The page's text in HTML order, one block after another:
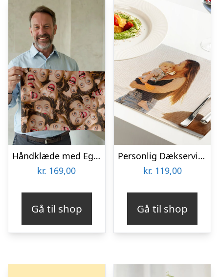
Håndklæde med Eget Foto – Multiface
kr. 169,00
Gå til shop
Personlig Dækserviet med Billede
kr. 119,00
Gå til shop